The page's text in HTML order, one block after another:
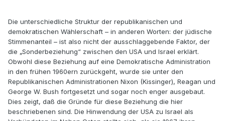
Die unterschiedliche Struktur der republikanischen und
demokratischen Wählerschaft – in anderen Worten: der jüdische
Stimmenanteil – ist also nicht der ausschlaggebende Faktor, der
die „Sonderbeziehung“ zwischen den USA und Israel erklärt.
Obwohl diese Beziehung auf eine Demokratische Administration
in den frühen 1960ern zurückgeht, wurde sie unter den
Republikanischen Administrationen Nixon (Kissinger), Reagan und
George W. Bush fortgesetzt und sogar noch enger ausgebaut.
Dies zeigt, daß die Gründe für diese Beziehung die hier
beschriebenen sind. Die Hinwendung der USA zu Israel als